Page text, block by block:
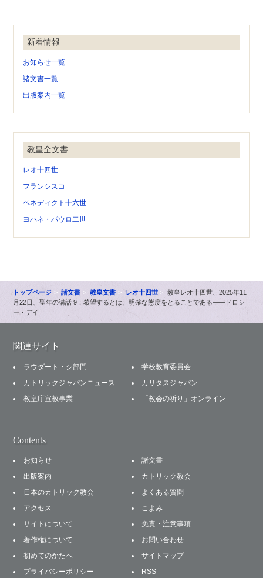
新着情報
お知らせ一覧
諸文書一覧
出版案内一覧
教皇全文書
レオ十四世
フランシスコ
ベネディクト十六世
ヨハネ・パウロ二世
トップページ 諸文書 教皇文書 レオ十四世
教皇レオ十四世、2025年11
月22日、聖年の講話 9．希望するとは、明確な態度をとることである――ドロシ
ー・デイ
関連サイト
ラウダート・シ部門
学校教育委員会
カトリックジャパンニュース
カリタスジャパン
教皇庁宣教事業
「教会の祈り」オンライン
Contents
お知らせ
諸文書
出版案内
カトリック教会
日本のカトリック教会
よくある質問
アクセス
こよみ
サイトについて
免責・注意事項
著作権について
お問い合わせ
初めてのかたへ
サイトマップ
プライバシーポリシー
RSS